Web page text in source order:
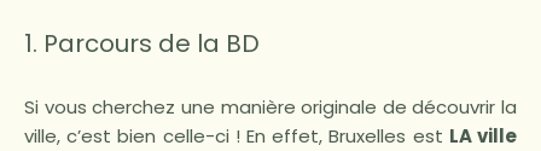
1. Parcours de la BD
Si vous cherchez une manière originale de découvrir la
ville, c’est bien celle-ci ! En effet, Bruxelles est LA ville